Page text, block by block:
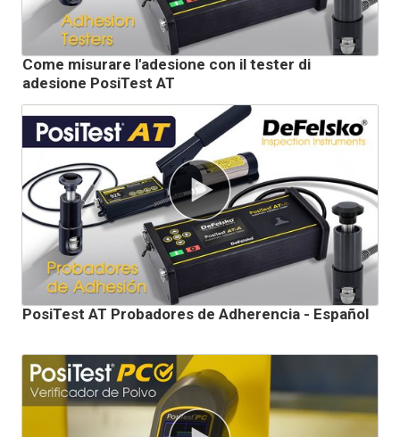
Come misurare l'adesione con il tester di
adesione PosiTest AT
PosiTest AT Probadores de Adherencia - Español